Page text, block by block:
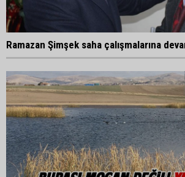
Ramazan Şimşek saha çalışmalarına